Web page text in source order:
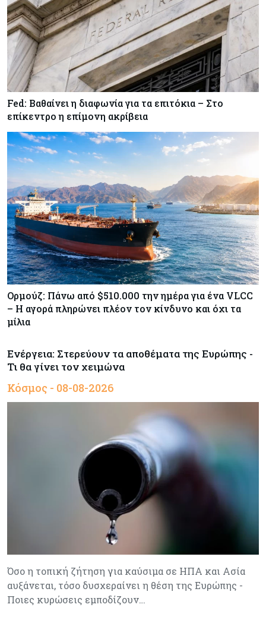
Fed: Βαθαίνει η διαφωνία για τα επιτόκια – Στο
επίκεντρο η επίμονη ακρίβεια
Ορμούζ: Πάνω από $510.000 την ημέρα για ένα VLCC
– Η αγορά πληρώνει πλέον τον κίνδυνο και όχι τα
μίλια
Ενέργεια: Στερεύουν τα αποθέματα της Ευρώπης -
Τι θα γίνει τον χειμώνα
Κόσμος - 08-08-2026
Όσο η τοπική ζήτηση για καύσιμα σε ΗΠΑ και Ασία
αυξάνεται, τόσο δυσχεραίνει η θέση της Ευρώπης -
Ποιες κυρώσεις εμποδίζουν…